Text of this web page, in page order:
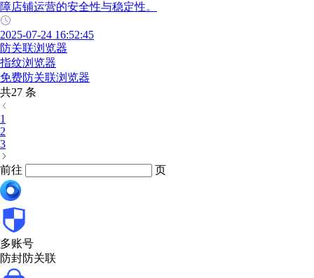
障店铺运营的安全性与稳定性。
2025-07-24 16:52:45
防关联浏览器
指纹浏览器
免费防关联浏览器
共27 条
1
2
3
前往 页
多账号
防封防关联